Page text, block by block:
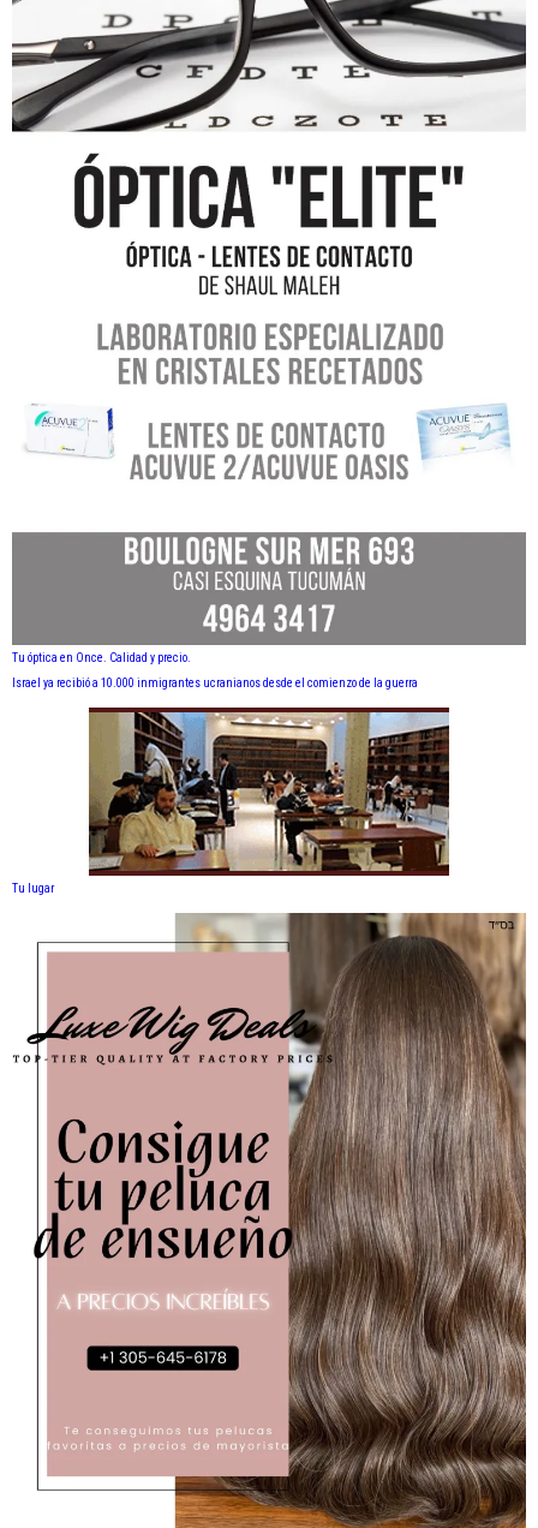
Tu óptica en Once. Calidad y precio.
Israel ya recibió a 10.000 inmigrantes ucranianos desde el comienzo de la guerra
Tu lugar